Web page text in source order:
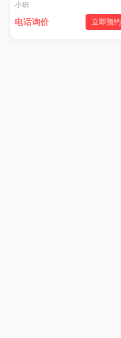
小班
电话询价 立即预约